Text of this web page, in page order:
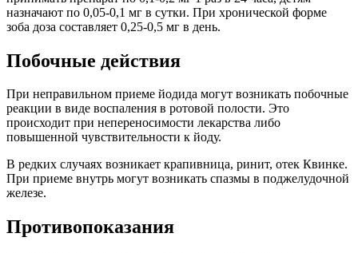
назначают по 0,05-0,1 мг в сутки. При хронической форме
зоба доза составляет 0,25-0,5 мг в день.
Побочные действия
При неправильном приеме йодида могут возникать побочные
реакции в виде воспаления в ротовой полости. Это
происходит при непереносимости лекарства либо
повышенной чувствительности к йоду.
В редких случаях возникает крапивница, ринит, отек Квинке.
При приеме внутрь могут возникать спазмы в поджелудочной
железе.
Противопоказания